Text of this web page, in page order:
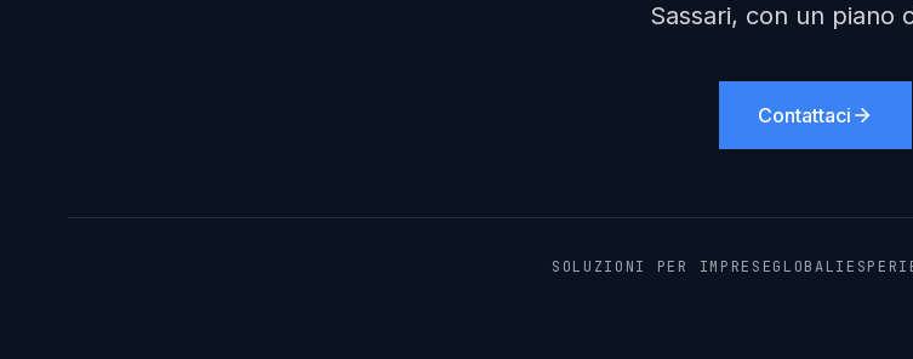
Sassari, con un piano
Contattaci
SOLUZIONI PER IMPRESEGLOBALI